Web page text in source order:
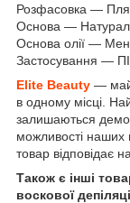
Розфасовка —
Основа —
Основа олії —
Застосування —
Elite Beauty —
в одному місці.
залишаються
можливості наших
товар відповідає
Також є інші
воскової